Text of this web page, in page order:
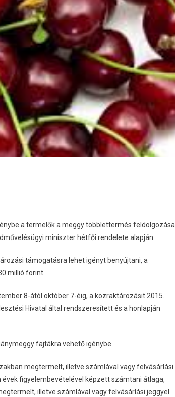
a termelők a meggy többlettermés feldolgozása
miniszter hétfői rendelete alapján.
támogatásra lehet igényt benyújtani, a
millió forint.
8-ától október 7-éig, a közraktározásit 2015.
Hivatal által rendszeresített és a honlapján
fajtákra vehető igénybe.
megtermelt, illetve számlával vagy felvásárlási
figyelembevételével képzett számtani átlaga,
illetve számlával vagy felvásárlási jeggyel